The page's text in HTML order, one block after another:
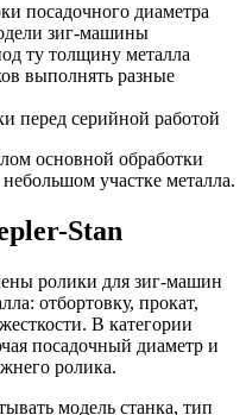
посадочного диаметра
зиг-машины
ту толщину металла
выполнять разные
перед серийной работой
основной обработки
участке металла.
Stan
ролики для зиг-машин
отбортовку, прокат,
В категории
посадочный диаметр и
ролика.
модель станка, тип